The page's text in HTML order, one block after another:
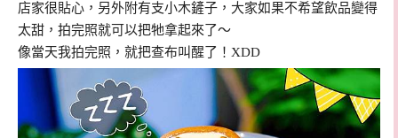
店家很貼心，另外附有支小木鏟子，大家如果不希望飲品變得
太甜，拍完照就可以把牠拿起來了～
像當天我拍完照，就把查布叫醒了！XDD